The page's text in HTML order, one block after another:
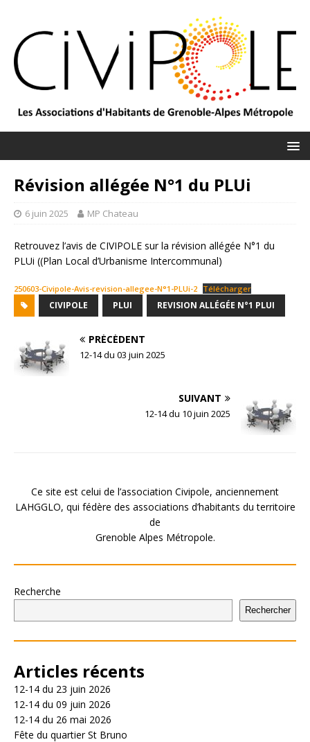
Révision allégée N°1 du PLUi
6 juin 2025 MP Chateau
Retrouvez l’avis de CIVIPOLE sur la révision allégée N°1 du
PLUi ((Plan Local d’Urbanisme Intercommunal)
250603-Civipole-Avis-revision-allegee-N°1-PLUi-2 Télécharger
CIVIPOLE PLUI REVISION ALLÉGÉE N°1 PLUI
PRÉCÉDENT
12-14 du 03 juin 2025
SUIVANT
12-14 du 10 juin 2025
Ce site est celui de l’association Civipole, anciennement
LAHGGLO, qui fédère des associations d’habitants du territoire
de
Grenoble Alpes Métropole.
Recherche
Rechercher
Articles récents
12-14 du 23 juin 2026
12-14 du 09 juin 2026
12-14 du 26 mai 2026
Fête du quartier St Bruno